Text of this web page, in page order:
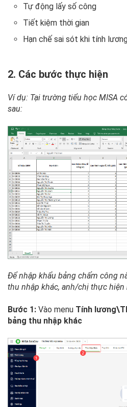
Tự động lấy số công
Tiết kiệm thời gian
Hạn chế sai sót khi tính
2. Các bước thực hiện
Ví dụ: Tại trường tiểu học MISA
sau:
Để nhập khẩu bảng chấm công
thu nhập khác, anh/chị thực hiện
Bước 1: Vào menu Tính
bảng thu nhập khác